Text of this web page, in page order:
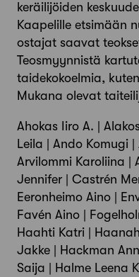
keräilijöiden
Kaapelille etsimään
ostajat saavat
Teosmyynnistä
taidekokoelmia,
Mukana olevat
Ahokas Iiro A. |
Leila | Ando Komugi |
Arvilommi Karoliina |
Jennifer | Castrén
Eeronheimo Aino |
Favén Aino |
Haahti Katri |
Jakke | Hackman
Saija | Halme Leena